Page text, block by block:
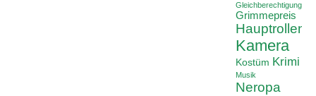
Gleichberechtigung
Grimmepreis
Hauptrollen
Kamera
Kostüm Krimi
Musik
Neropa